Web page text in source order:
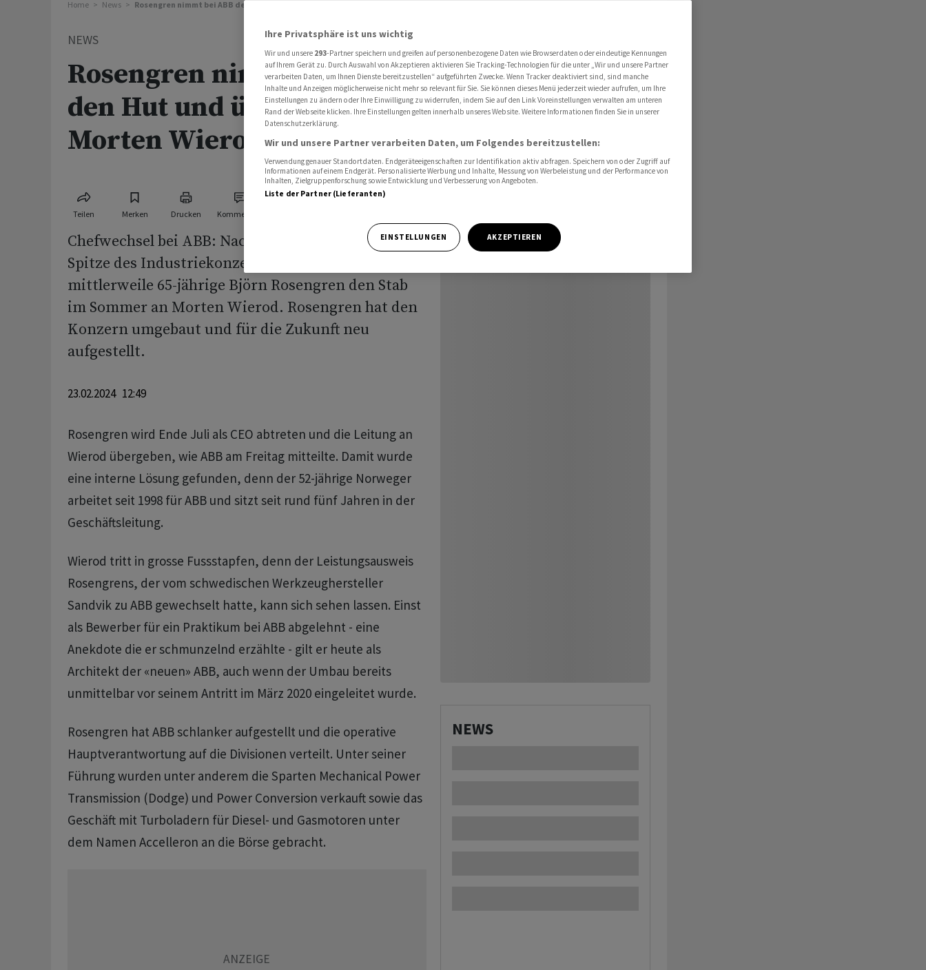
Home News Rosengren nimmt bei ABB den Hut und übergibt an Morten Wierod
NEWS
Rosengren nimmt bei ABB
den Hut und übergibt an
Morten Wierod
Teilen Merken Drucken Kommentare
Chefwechsel bei ABB: Nach vier Jahren an der
Spitze des Industriekonzerns übergibt der
mittlerweile 65-jährige Björn Rosengren den Stab
im Sommer an Morten Wierod. Rosengren hat den
Konzern umgebaut und für die Zukunft neu
aufgestellt.
23.02.2024 12:49
Rosengren wird Ende Juli als CEO abtreten und die Leitung an
Wierod übergeben, wie ABB am Freitag mitteilte. Damit wurde
eine interne Lösung gefunden, denn der 52-jährige Norweger
arbeitet seit 1998 für ABB und sitzt seit rund fünf Jahren in der
Geschäftsleitung.
Wierod tritt in grosse Fussstapfen, denn der Leistungsausweis
Rosengrens, der vom schwedischen Werkzeughersteller
Sandvik zu ABB gewechselt hatte, kann sich sehen lassen. Einst
als Bewerber für ein Praktikum bei ABB abgelehnt - eine
Anekdote die er schmunzelnd erzählte - gilt er heute als
Architekt der «neuen» ABB, auch wenn der Umbau bereits
unmittelbar vor seinem Antritt im März 2020 eingeleitet wurde.
Rosengren hat ABB schlanker aufgestellt und die operative
Hauptverantwortung auf die Divisionen verteilt. Unter seiner
Führung wurden unter anderem die Sparten Mechanical Power
Transmission (Dodge) und Power Conversion verkauft sowie das
Geschäft mit Turboladern für Diesel- und Gasmotoren unter
dem Namen Accelleron an die Börse gebracht.
NEWS
Ihre Privatsphäre ist uns wichtig
Wir und unsere 293-Partner speichern und greifen auf personenbezogene Daten wie Browserdaten oder eindeutige Kennungen
auf Ihrem Gerät zu. Durch Auswahl von Akzeptieren aktivieren Sie Tracking-Technologien für die unter „Wir und unsere Partner
verarbeiten Daten, um Ihnen Dienste bereitzustellen“ aufgeführten Zwecke. Wenn Tracker deaktiviert sind, sind manche
Inhalte und Anzeigen möglicherweise nicht mehr so relevant für Sie. Sie können dieses Menü jederzeit wieder aufrufen, um Ihre
Einstellungen zu ändern oder Ihre Einwilligung zu widerrufen, indem Sie auf den Link Voreinstellungen verwalten am unteren
Rand der Webseite klicken. Ihre Einstellungen gelten innerhalb unseres Website. Weitere Informationen finden Sie in unserer
Datenschutzerklärung.
Wir und unsere Partner verarbeiten Daten, um Folgendes bereitzustellen:
Verwendung genauer Standortdaten. Endgeräteeigenschaften zur Identifikation aktiv abfragen. Speichern von oder Zugriff auf
Informationen auf einem Endgerät. Personalisierte Werbung und Inhalte, Messung von Werbeleistung und der Performance von
Inhalten, Zielgruppenforschung sowie Entwicklung und Verbesserung von Angeboten.
Liste der Partner (Lieferanten)
EINSTELLUNGEN AKZEPTIEREN